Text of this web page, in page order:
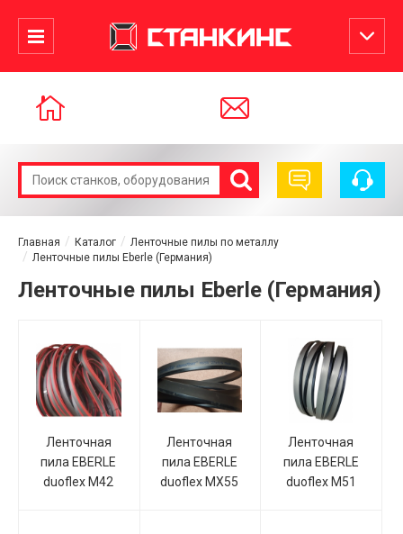
Главная Каталог
Ленточные пилы по металлу
Ленточные пилы Eberle (Германия)
Ленточные пилы Eberle (Германия)
Ленточная
пила EBERLE
duoflex M42
Ленточная
пила EBERLE
duoflex MX55
Ленточная
пила EBERLE
duoflex M51